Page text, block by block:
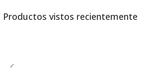
Productos vistos recientemente